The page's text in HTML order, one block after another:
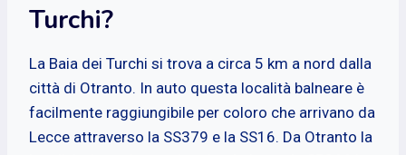
Turchi?
La Baia dei Turchi si trova a circa 5 km a nord dalla
città di Otranto. In auto questa località balneare è
facilmente raggiungibile per coloro che arrivano da
Lecce attraverso la SS379 e la SS16. Da Otranto la